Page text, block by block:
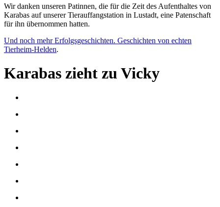
Wir danken unseren Patinnen, die für die Zeit des Aufenthaltes von
Karabas auf unserer Tierauffangstation in Lustadt, eine Patenschaft
für ihn übernommen hatten.
Und noch mehr Erfolgsgeschichten. Geschichten von echten
Tierheim-Helden.
Karabas zieht zu Vicky